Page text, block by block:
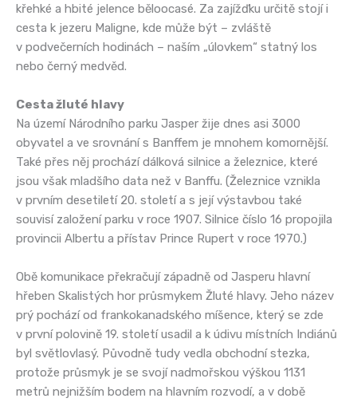
křehké a hbité jelence běloocasé. Za zajížďku určitě stojí i
cesta k jezeru Maligne, kde může být – zvláště
v podvečerních hodinách – naším „úlovkem“ statný los
nebo černý medvěd.
Cesta žluté hlavy
Na území Národního parku Jasper žije dnes asi 3000
obyvatel a ve srovnání s Banffem je mnohem komornější.
Také přes něj prochází dálková silnice a železnice, které
jsou však mladšího data než v Banffu. (Železnice vznikla
v prvním desetiletí 20. století a s její výstavbou také
souvisí založení parku v roce 1907. Silnice číslo 16 propojila
provincii Albertu a přístav Prince Rupert v roce 1970.)
Obě komunikace překračují západně od Jasperu hlavní
hřeben Skalistých hor průsmykem Žluté hlavy. Jeho název
prý pochází od frankokanadského míšence, který se zde
v první polovině 19. století usadil a k údivu místních Indiánů
byl světlovlasý. Původně tudy vedla obchodní stezka,
protože průsmyk je se svojí nadmořskou výškou 1131
metrů nejnižším bodem na hlavním rozvodí, a v době